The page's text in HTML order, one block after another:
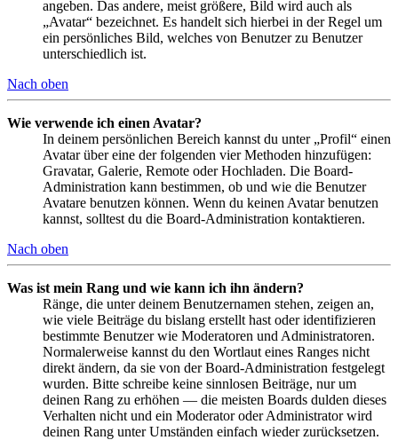
angeben. Das andere, meist größere, Bild wird auch als
„Avatar“ bezeichnet. Es handelt sich hierbei in der Regel um
ein persönliches Bild, welches von Benutzer zu Benutzer
unterschiedlich ist.
Nach oben
Wie verwende ich einen Avatar?
In deinem persönlichen Bereich kannst du unter „Profil“ einen
Avatar über eine der folgenden vier Methoden hinzufügen:
Gravatar, Galerie, Remote oder Hochladen. Die Board-
Administration kann bestimmen, ob und wie die Benutzer
Avatare benutzen können. Wenn du keinen Avatar benutzen
kannst, solltest du die Board-Administration kontaktieren.
Nach oben
Was ist mein Rang und wie kann ich ihn ändern?
Ränge, die unter deinem Benutzernamen stehen, zeigen an,
wie viele Beiträge du bislang erstellt hast oder identifizieren
bestimmte Benutzer wie Moderatoren und Administratoren.
Normalerweise kannst du den Wortlaut eines Ranges nicht
direkt ändern, da sie von der Board-Administration festgelegt
wurden. Bitte schreibe keine sinnlosen Beiträge, nur um
deinen Rang zu erhöhen — die meisten Boards dulden dieses
Verhalten nicht und ein Moderator oder Administrator wird
deinen Rang unter Umständen einfach wieder zurücksetzen.